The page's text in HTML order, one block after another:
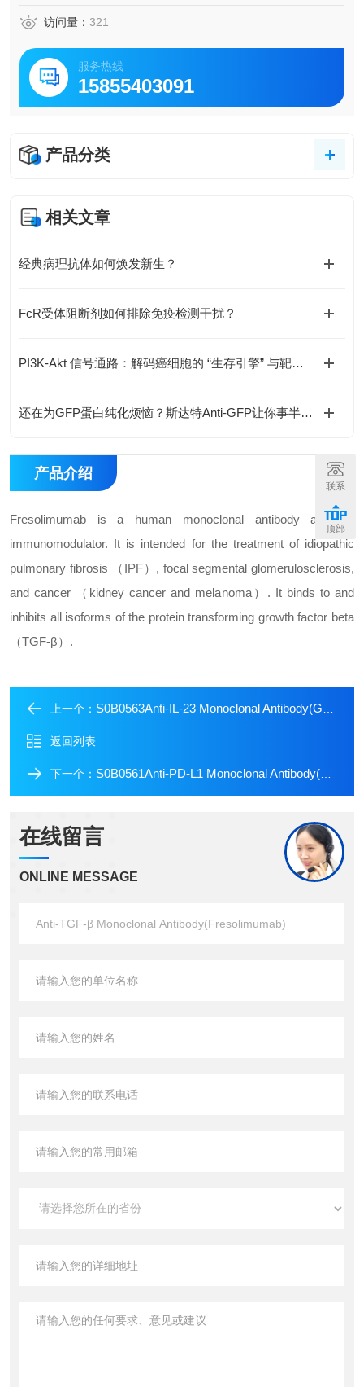
访问量： 321
服务热线
15855403091
产品分类
相关文章
经典病理抗体如何焕发新生？
FcR受体阻断剂如何排除免疫检测干扰？
PI3K-Akt 信号通路：解码癌细胞的 “生存引擎” 与靶向治疗新方向
还在为GFP蛋白纯化烦恼？斯达特Anti-GFP让你事半功倍
产品介绍
Fresolimumab is a human monoclonal antibody and an
immunomodulator. It is intended for the treatment of idiopathic
pulmonary fibrosis （IPF）, focal segmental glomerulosclerosis,
and cancer （kidney cancer and melanoma）. It binds to and
inhibits all isoforms of the protein transforming growth factor beta
（TGF-β）.
上一个： S0B0563Anti-IL-23 Monoclonal Antibody(Guselkumab)
返回列表
下一个： S0B0561Anti-PD-L1 Monoclonal Antibody(Durvalumab)
在线留言
ONLINE MESSAGE
联系
顶部